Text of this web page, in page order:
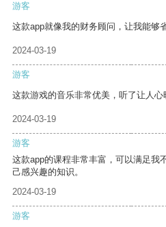
游客
这款app就像我的财务顾问，让我能够
2024-03-19
游客
这款游戏的音乐非常优美，听了让人心
2024-03-19
游客
这款app的课程非常丰富，可以满足我
己感兴趣的知识。
2024-03-19
游客